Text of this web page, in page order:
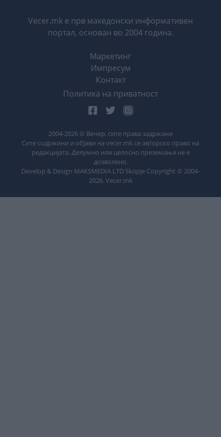
Vecer.mk е прв македонски информативен
портал, основан во 2004 година.
Маркетинг
Импресум
Контакт
Политика на приватност
2004-2026 © Вечер, сите права задржани
Сите содржини и објави на vecer.mk се авторско право на
редакцијата. Делумно или целосно преземање не е
дозволено.
Develop & Design MAKSMEDIA LTD Skopje Copyright © 2004-
2026. Vecer.mk